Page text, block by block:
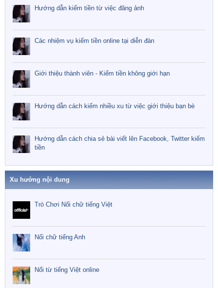
Hướng dẫn kiếm tiền từ việc đăng ảnh
Các nhiệm vụ kiếm tiền online tại diễn đàn
Giới thiệu thành viên - Kiếm tiền không giới hạn
Hướng dẫn cách kiếm nhiều xu từ việc giới thiệu bạn bè
Hướng dẫn cách chia sẻ bài viết lên Facebook, Twitter kiếm
tiền
Xu hướng nội dung
Trò Chơi Nối chữ tiếng Việt
Nối chữ tiếng Anh
Nối từ tiếng Việt online